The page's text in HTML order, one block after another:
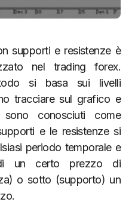
supporti e resistenze è
nel trading forex.
si basa sui livelli
tracciare sul grafico e
conosciuti come
e le resistenze si
periodo temporale e
di un certo prezzo di
o sotto (supporto) un